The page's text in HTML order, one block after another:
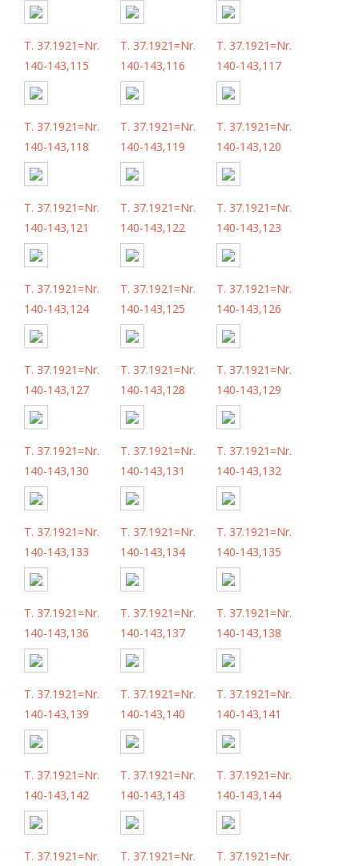
T. 37.1921=Nr.
140-143,115
T. 37.1921=Nr.
140-143,116
T. 37.1921=Nr.
140-143,117
T. 37.1921=Nr.
140-143,118
T. 37.1921=Nr.
140-143,119
T. 37.1921=Nr.
140-143,120
T. 37.1921=Nr.
140-143,121
T. 37.1921=Nr.
140-143,122
T. 37.1921=Nr.
140-143,123
T. 37.1921=Nr.
140-143,124
T. 37.1921=Nr.
140-143,125
T. 37.1921=Nr.
140-143,126
T. 37.1921=Nr.
140-143,127
T. 37.1921=Nr.
140-143,128
T. 37.1921=Nr.
140-143,129
T. 37.1921=Nr.
140-143,130
T. 37.1921=Nr.
140-143,131
T. 37.1921=Nr.
140-143,132
T. 37.1921=Nr.
140-143,133
T. 37.1921=Nr.
140-143,134
T. 37.1921=Nr.
140-143,135
T. 37.1921=Nr.
140-143,136
T. 37.1921=Nr.
140-143,137
T. 37.1921=Nr.
140-143,138
T. 37.1921=Nr.
140-143,139
T. 37.1921=Nr.
140-143,140
T. 37.1921=Nr.
140-143,141
T. 37.1921=Nr.
140-143,142
T. 37.1921=Nr.
140-143,143
T. 37.1921=Nr.
140-143,144
T. 37.1921=Nr. T. 37.1921=Nr. T. 37.1921=Nr.